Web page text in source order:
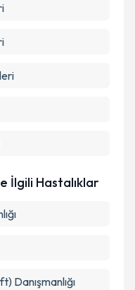
İlgili Hastalıklar
Danışmanlığı